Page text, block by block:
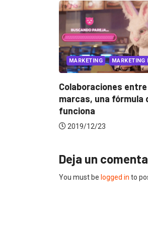
MARKETING
MARKETING
3 grandes
creativas para el
marketing...
2018/12/04
Deja un
You must be logged in to